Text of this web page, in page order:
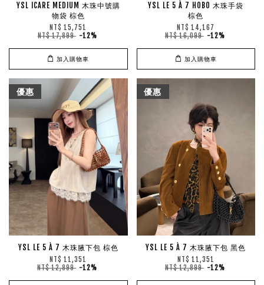
YSL ICARE MEDIUM 木珠中號購
物袋 棕色
NT$ 15,751
NT$ 17,899 -12%
加入購物車
YSL LE 5 À 7 HOBO 木珠手袋
棕色
NT$ 14,167
NT$ 16,099 -12%
加入購物車
優惠
YSL LE 5 À 7 木珠腋下包 棕色
NT$ 11,351
NT$ 12,899 -12%
優惠
YSL LE 5 À 7 木珠腋下包 黑色
NT$ 11,351
NT$ 12,899 -12%